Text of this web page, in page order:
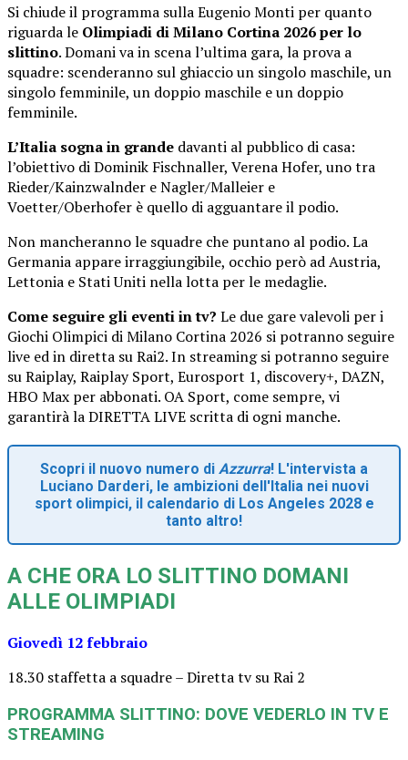
Si chiude il programma sulla Eugenio Monti per quanto
riguarda le Olimpiadi di Milano Cortina 2026 per lo
slittino. Domani va in scena l’ultima gara, la prova a
squadre: scenderanno sul ghiaccio un singolo maschile, un
singolo femminile, un doppio maschile e un doppio
femminile.
L’Italia sogna in grande davanti al pubblico di casa:
l’obiettivo di Dominik Fischnaller, Verena Hofer, uno tra
Rieder/Kainzwalnder e Nagler/Malleier e
Voetter/Oberhofer è quello di agguantare il podio.
Non mancheranno le squadre che puntano al podio. La
Germania appare irraggiungibile, occhio però ad Austria,
Lettonia e Stati Uniti nella lotta per le medaglie.
Come seguire gli eventi in tv? Le due gare valevoli per i
Giochi Olimpici di Milano Cortina 2026 si potranno seguire
live ed in diretta su Rai2. In streaming si potranno seguire
su Raiplay, Raiplay Sport, Eurosport 1, discovery+, DAZN,
HBO Max per abbonati. OA Sport, come sempre, vi
garantirà la DIRETTA LIVE scritta di ogni manche.
Scopri il nuovo numero di Azzurra! L'intervista a
Luciano Darderi, le ambizioni dell'Italia nei nuovi
sport olimpici, il calendario di Los Angeles 2028 e
tanto altro!
A CHE ORA LO SLITTINO DOMANI
ALLE OLIMPIADI
Giovedì 12 febbraio
18.30 staffetta a squadre – Diretta tv su Rai 2
PROGRAMMA SLITTINO: DOVE VEDERLO IN TV E
STREAMING